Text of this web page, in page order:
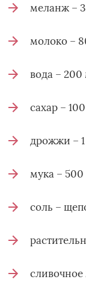
меланж – 3
молоко –
вода – 200
сахар –
дрожжи – 1
мука – 500
соль –